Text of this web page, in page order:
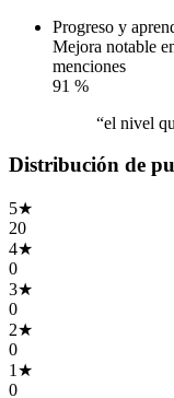
Progreso y
Mejora notable
menciones
91 %
“el nivel
Distribución de
5★
20
4★
0
3★
0
2★
0
1 ★
0